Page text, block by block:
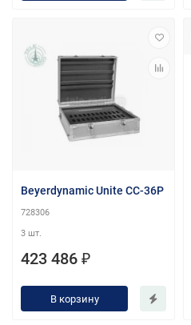
Beyerdynamic Unite CC-36P
728306
3 шт.
423 486 ₽
В корзину